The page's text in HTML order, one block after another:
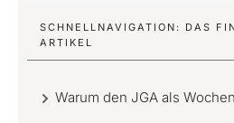
SCHNELLNAVIGATION: DAS
ARTIKEL
Warum den JGA als